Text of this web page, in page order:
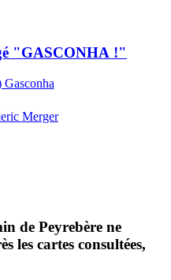
"GASCONHA !"
Gasconha
Merger
de Peyrebère ne
les cartes consultées,